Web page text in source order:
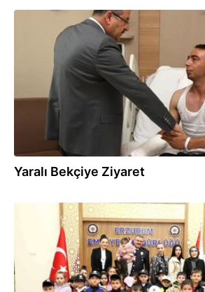
13.08.2025
Yaralı Bekçiye Ziyaret
10.04.2025